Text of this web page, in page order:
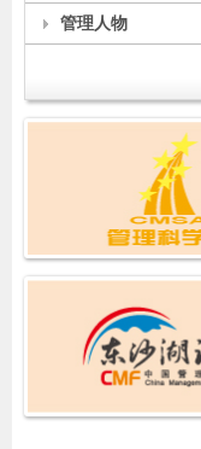
管理人物